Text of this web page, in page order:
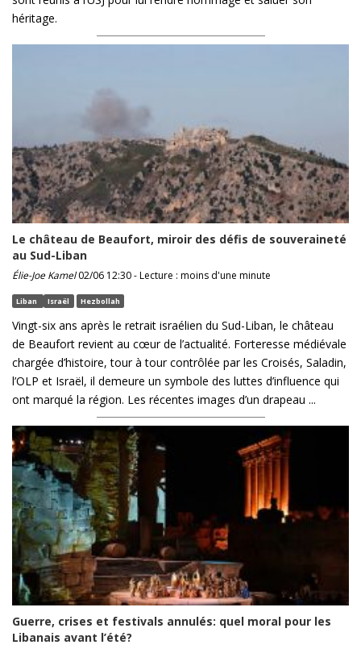
héritage.
Le château de Beaufort, miroir des défis de souveraineté
au Sud-Liban
Élie-Joe Kamel02/06 12:30 - Lecture : moins d'une minute
Liban Israël Hezbollah
Vingt-six ans après le retrait israélien du Sud-Liban, le château
de Beaufort revient au cœur de l’actualité. Forteresse médiévale
chargée d’histoire, tour à tour contrôlée par les Croisés, Saladin,
l’OLP et Israël, il demeure un symbole des luttes d’influence qui
ont marqué la région. Les récentes images d’un drapeau ...
Guerre, crises et festivals annulés: quel moral pour les
Libanais avant l’été?